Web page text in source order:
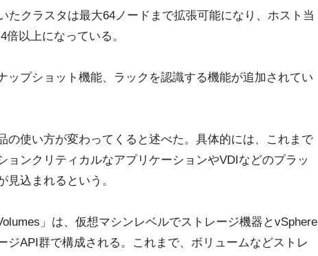
たクラスタは最大64ノードまで拡張可能になり、ホスト当
以上になっている。
ップショット機能、ラックを認識する機能が追加されてい
の使い方が変わってくると述べた。具体的には、これまで
ョンクリティカルなアプリケーションやVDIなどのプラッ
見込まれるという。
」は、仮想マシンレベルでストレージ機器とvSphere
ジAPI群で構成される。これまで、ボリュームなどストレ